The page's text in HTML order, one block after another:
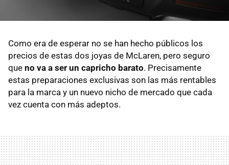
Como era de esperar no se han hecho públicos los
precios de estas dos joyas de McLaren, pero seguro
que no va a ser un capricho barato. Precisamente
estas preparaciones exclusivas son las más rentables
para la marca y un nuevo nicho de mercado que cada
vez cuenta con más adeptos.